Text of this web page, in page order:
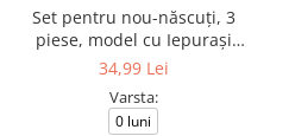
Set pentru nou-născuți, 3
piese, model cu Iepurași
Jucăuși
34,99 Lei
Varsta:
0 luni